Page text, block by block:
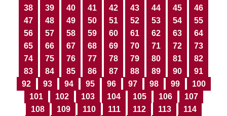
38
39 40 41 42 43 44 45
46
47
48 49 50 51 52 53 54
55
56
57 58 59 60 61 62 63
64
65
66 67 68 69 70 71 72
73
74
75 76 77 78 79 80 81
82
83
84 85 86 87 88 89 90
91
92
93 94 95 96 97 98 99
100
101
102 103 104 105 106
107
108
109 110 111 112 113
114